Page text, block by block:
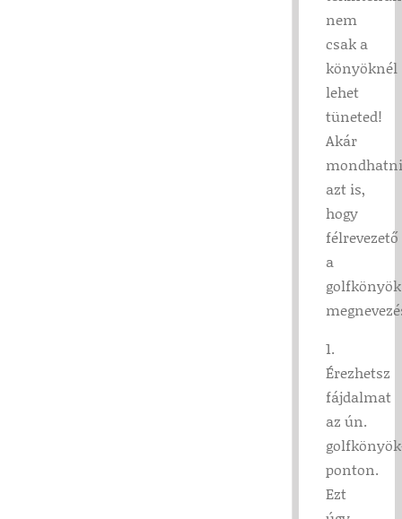
nem
csak a
könyöknél
lehet
tüneted!
Akár
mondhatni
azt is,
hogy
félrevezető
a
golfkönyök
1.
Érezhetsz
fájdalmat
az ún.
ponton.
Ezt